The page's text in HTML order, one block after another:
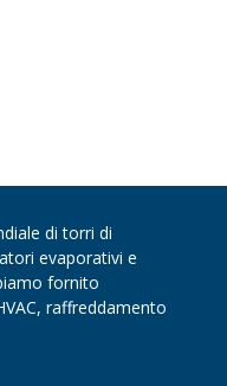
di torri di
evaporativi e
fornito
raffreddamento